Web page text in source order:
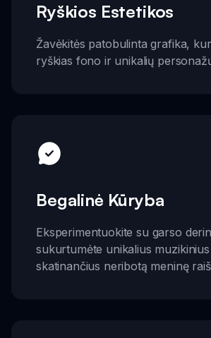
Ryškios Estetikos
Žavėkitės patobulinta grafika,
ryškias fono ir unikalių
Begalinė Kūryba
Eksperimentuokite su garso
sukurtumėte unikalius
skatinančius neribotą meninę